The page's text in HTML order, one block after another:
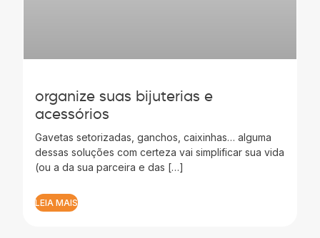
organize suas bijuterias e
acessórios
Gavetas setorizadas, ganchos, caixinhas… alguma
dessas soluções com certeza vai simplificar sua vida
(ou a da sua parceira e das […]
LEIA MAIS